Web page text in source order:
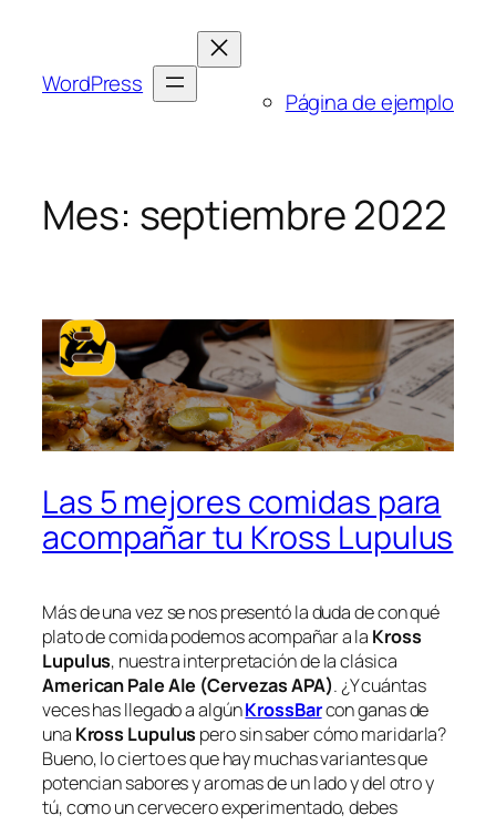
contenido
WordPress
Página de ejemplo
Mes: septiembre 2022
Las 5 mejores comidas para
acompañar tu Kross Lupulus
Más de una vez se nos presentó la duda de con qué
plato de comida podemos acompañar a la Kross
Lupulus, nuestra interpretación de la clásica
American Pale Ale (Cervezas APA). ¿Y cuántas
veces has llegado a algúnKrossBarcon ganas de
una Kross Lupulus pero sin saber cómo maridarla?
Bueno, lo cierto es que hay muchas variantes que
potencian sabores y aromas de un lado y del otro y
tú, como un cervecero experimentado, debes